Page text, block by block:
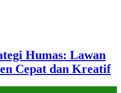
Humas: Lawan
Cepat dan Kreatif